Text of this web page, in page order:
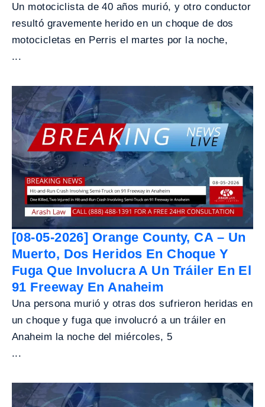
Un motociclista de 40 años murió, y otro conductor
resultó gravemente herido en un choque de dos
motocicletas en Perris el martes por la noche,
...
[08-05-2026] Orange County, CA – Un
Muerto, Dos Heridos En Choque Y
Fuga Que Involucra A Un Tráiler En El
91 Freeway En Anaheim
Una persona murió y otras dos sufrieron heridas en
un choque y fuga que involucró a un tráiler en
Anaheim la noche del miércoles, 5
...